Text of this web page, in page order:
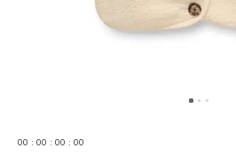
00 : 00 : 00 : 00